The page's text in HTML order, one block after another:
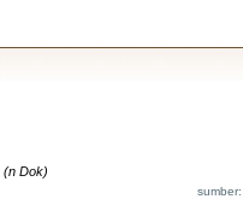
(n Dok)